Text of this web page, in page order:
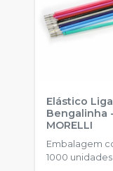
Elástico
Bengalinha -
MORELLI
Embalagem
1000 unidades